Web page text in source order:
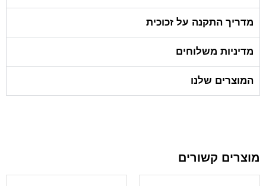
מדריך התקנה על זכוכית
מדיניות משלוחים
המוצרים שלנו
מוצרים קשורים